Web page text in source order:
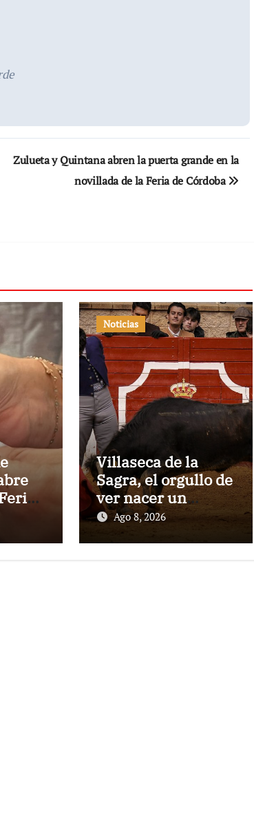
Zulueta y Quintana abren la puerta grande en la
novillada de la Feria de Córdoba
de
Noticias
Villaseca de la
Sagra, el orgullo de
ver nacer un
torero:Gorka Jerez
debutará vestido
Ago 8, 2026